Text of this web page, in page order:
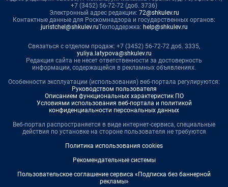
+7 (3452) 56-72-72 (доб. 3736)
Электронный адрес редакции: 72@shkulev.ru
Контактные данные для Роскомнадзора и государственных органов:
juristchel@shkulev.ruТехподдержка: help@shkulev.ru
Связаться с отделом продаж: +7 (3452) 56-72-72 доб. 3335,
yuliya.latypova@shkulev.ru
Редакция сайта не несет ответственности за достоверность
информации, содержащейся в рекламных объявлениях.
Особенности эксплуатации (использования) веб-портала регулируются:
Руководством пользователя
Описанием функциональных характеристик ПО
Условиями использования веб-портала и политикой
конфиденциальности персональных данных
Веб-портал распространяется в виде интернет-сервиса, специальные
действия по установке на стороне пользователя не требуются
Политика использования cookies
Рекомендательные системы
Пользовательское соглашение сервиса «Подписка без баннерной
рекламы»